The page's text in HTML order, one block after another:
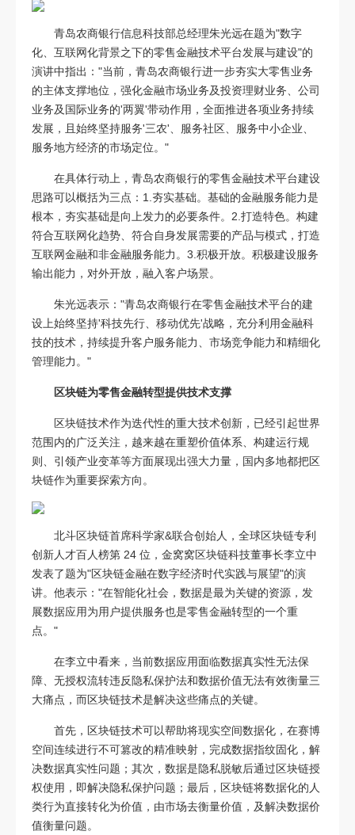
青岛农商银行信息科技部总经理朱光远在题为"数字
化、互联网化背景之下的零售金融技术平台发展与建设"的
演讲中指出："当前，青岛农商银行进一步夯实大零售业务
的主体支撑地位，强化金融市场业务及投资理财业务、公司
业务及国际业务的'两翼'带动作用，全面推进各项业务持续
发展，且始终坚持服务'三农'、服务社区、服务中小企业、
服务地方经济的市场定位。"
在具体行动上，青岛农商银行的零售金融技术平台建设
思路可以概括为三点：1.夯实基础。基础的金融服务能力是
根本，夯实基础是向上发力的必要条件。2.打造特色。构建
符合互联网化趋势、符合自身发展需要的产品与模式，打造
互联网金融和非金融服务能力。3.积极开放。积极建设服务
输出能力，对外开放，融入客户场景。
朱光远表示："青岛农商银行在零售金融技术平台的建
设上始终坚持'科技先行、移动优先'战略，充分利用金融科
技的技术，持续提升客户服务能力、市场竞争能力和精细化
管理能力。"
区块链为零售金融转型提供技术支撑
区块链技术作为迭代性的重大技术创新，已经引起世界
范围内的广泛关注，越来越在重塑价值体系、构建运行规
则、引领产业变革等方面展现出强大力量，国内多地都把区
块链作为重要探索方向。
北斗区块链首席科学家&联合创始人，全球区块链专利
创新人才百人榜第 24 位，金窝窝区块链科技董事长李立中
发表了题为"区块链金融在数字经济时代实践与展望"的演
讲。他表示："在智能化社会，数据是最为关键的资源，发
展数据应用为用户提供服务也是零售金融转型的一个重
点。"
在李立中看来，当前数据应用面临数据真实性无法保
障、无授权流转违反隐私保护法和数据价值无法有效衡量三
大痛点，而区块链技术是解决这些痛点的关键。
首先，区块链技术可以帮助将现实空间数据化，在赛博
空间连续进行不可篡改的精准映射，完成数据指纹固化，解
决数据真实性问题；其次，数据是隐私脱敏后通过区块链授
权使用，即解决隐私保护问题；最后，区块链将数据化的人
类行为直接转化为价值，由市场去衡量价值，及解决数据价
值衡量问题。